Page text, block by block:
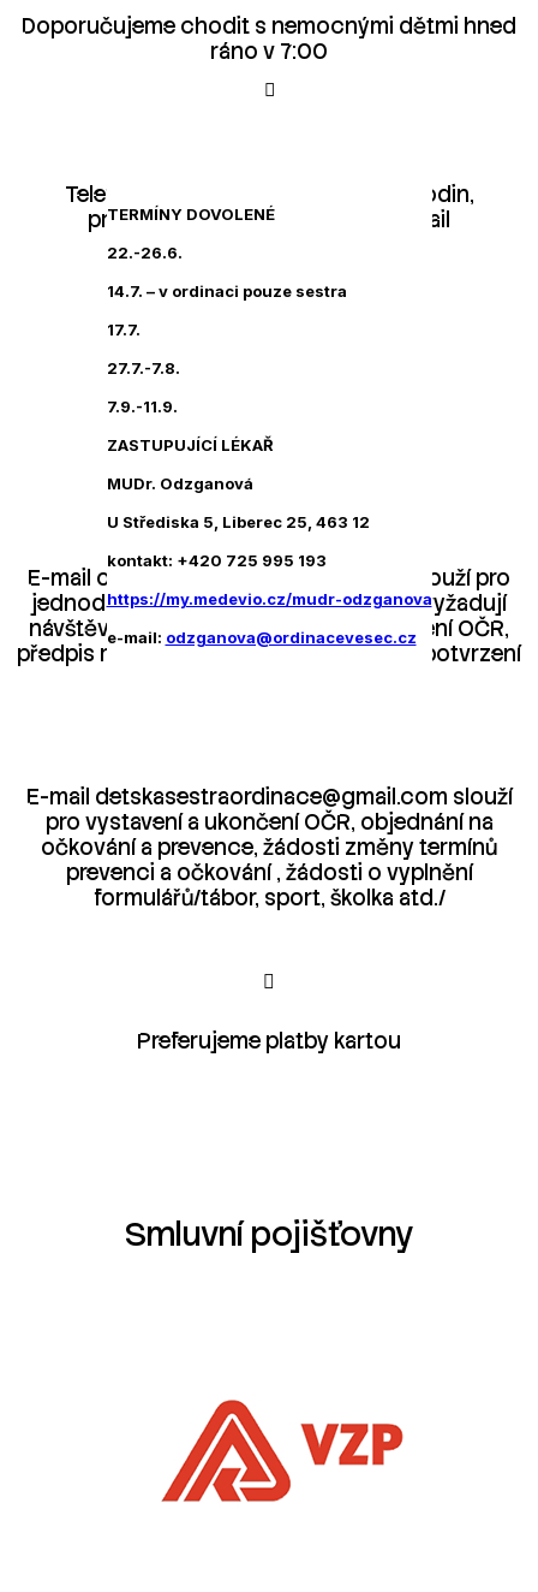
Doporučujeme chodit s nemocnými dětmi hned
ráno v 7:00
Telefon je dostupný pouze do 10 hodin,
preferujeme komunikaci přes e-mail
Dodržování termínu prevencí
E-mail ordinace@pediatrie-liberec.cz slouží pro
jednoduché odborné dotazy, které nevyžadují
návštěvu v ordinaci, vystavení a ukončení OČR,
předpis receptů a žádostí o formuláře a potvrzení
E-mail detskasestraordinace@gmail.com slouží
pro vystavení a ukončení OČR, objednání na
očkování a prevence, žádosti změny termínů
prevenci a očkování , žádosti o vyplnění
formulářů/tábor, sport, školka atd./
Preferujeme platby kartou
Smluvní pojišťovny
TERMÍNY DOVOLENÉ
22.-26.6.
14.7. – v ordinaci pouze sestra
17.7.
27.7.-7.8.
7.9.-11.9.
ZASTUPUJÍCÍ LÉKAŘ
MUDr. Odzganová
U Střediska 5, Liberec 25, 463 12
kontakt: +420 725 995 193
https://my.medevio.cz/mudr-odzganova
e-mail: odzganova@ordinacevesec.cz